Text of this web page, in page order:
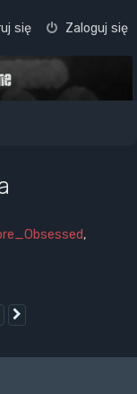
Zaloguj się
się
,